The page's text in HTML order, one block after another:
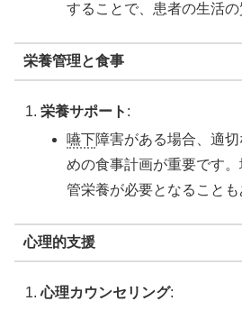
することで、患者の生活の
栄養管理と食事
栄養サポート :
嚥下障害がある場合、適
めの食事計画が重要です
管栄養が必要となることも
心理的支援
心理カウンセリング: